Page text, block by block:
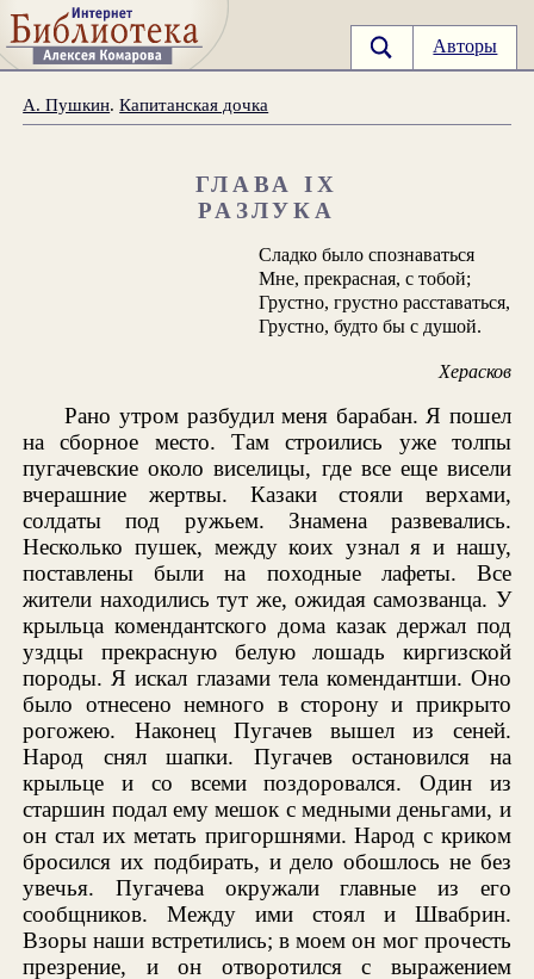
Авторы
А. Пушкин.Капитанская дочка
ГЛАВА IX
РАЗЛУКА
Сладко было спознаваться
Мне, прекрасная, с тобой;
Грустно, грустно расставаться,
Грустно, будто бы с душой.
Херасков
Рано утром разбудил меня барабан. Я пошел
на сборное место. Там строились уже толпы
пугачевские около виселицы, где все еще висели
вчерашние жертвы. Казаки стояли верхами,
солдаты под ружьем. Знамена развевались.
Несколько пушек, между коих узнал я и нашу,
поставлены были на походные лафеты. Все
жители находились тут же, ожидая самозванца. У
крыльца комендантского дома казак держал под
уздцы прекрасную белую лошадь киргизской
породы. Я искал глазами тела комендантши. Оно
было отнесено немного в сторону и прикрыто
рогожею. Наконец Пугачев вышел из сеней.
Народ снял шапки. Пугачев остановился на
крыльце и со всеми поздоровался. Один из
старшин подал ему мешок с медными деньгами, и
он стал их метать пригоршнями. Народ с криком
бросился их подбирать, и дело обошлось не без
увечья. Пугачева окружали главные из его
сообщников. Между ими стоял и Швабрин.
Взоры наши встретились; в моем он мог прочесть
презрение, и он отворотился с выражением